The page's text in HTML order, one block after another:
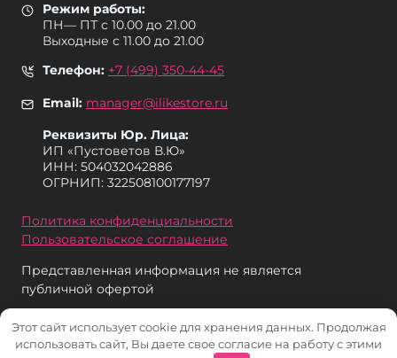
Режим работы:
ПН— ПТ с 10.00 до 21.00
Выходные с 11.00 до 21.00
Телефон: +7 (499) 350-44-45
Email: manager@ilikestore.ru
Реквизиты Юр. Лица:
ИП «Пуcтоветов В.Ю»
ИНН: 504032042886
ОГРНИП: 322508100177197
Политика конфиденциальности
Пользовательское соглашение
Представленная информация не является
публичной офертой
© 2026 iLikeStore - Продажа техники Apple в Москве и МО.
Этот сайт использует cookie для хранения данных. Продолжая
использовать сайт, Вы даете свое согласие на работу с этими